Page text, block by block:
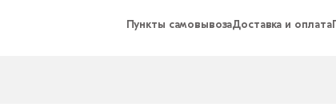
Пункты самовывозаДоставка и оплата